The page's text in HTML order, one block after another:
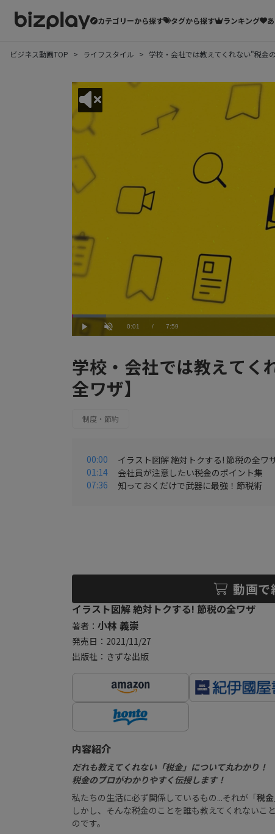
カテゴリーから探す タグから探す ランキング
ビジネス動画TOP ライフスタイル 学校・会社では教えてくれない"税金
Play UnmuteCurrent
0:01 / Duration
7:59
Loaded:
7.52%
学校・会社では教えて
全ワザ】
制度・節約
00:00
イラスト図解 絶対トクする! 節税の全ワ
01:14
会社員が注意したい税金のポイント集
07:36
知っておくだけで武器に最強！節税術
動画で
イラスト図解 絶対トクする! 節税の全ワザ
著者： 小林 義崇
発売日：2021/11/27
出版社：きずな出版
内容紹介
だれも教えてくれない「税金」について丸わかり！
税金のプロがわかりやすく伝授します！
私たちの生活に必ず関係しているもの...それが「税金
しかし、そんな税金のことを誰も教えてくれないこ
のです。